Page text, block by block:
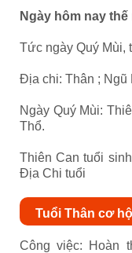
Ngày hôm nay
Tức ngày Quý Mùi,
Địa chi: Thân ; Ngũ
Ngày Quý Mùi:
Thổ.
Thiên Can tuổi
Địa Chi tuổi
Tuổi Thân cơ
Công việc: Hoàn